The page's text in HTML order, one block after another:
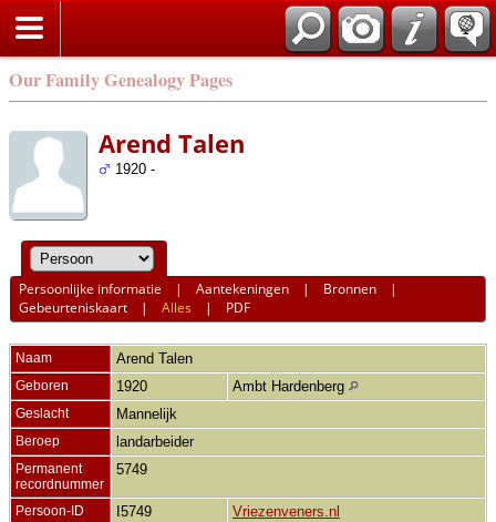
Our Family Genealogy Pages
Arend Talen
1920 -
Persoonlijke informatie |Aantekeningen | Bronnen |
Gebeurteniskaart |Alles | PDF
Naam Arend Talen
Geboren 1920 Ambt Hardenberg
Geslacht Mannelijk
Beroep landarbeider
Permanent
recordnummer
5749
Persoon-ID I5749 Vriezenveners.nl